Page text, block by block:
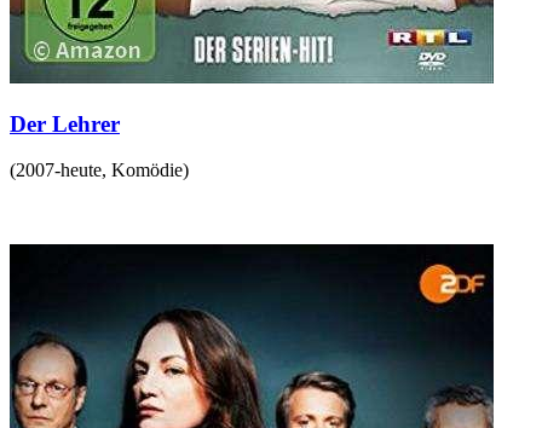
Der Lehrer
(2007-heute, Komödie)